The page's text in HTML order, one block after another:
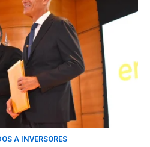
A INVERSORES